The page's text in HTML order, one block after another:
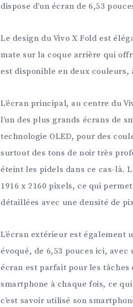
dispose d’un écran de 6,53
Le design du Vivo X Fold est
mate sur la coque arrière qui
est disponible en deux
L’écran principal, au centre du
l’un des plus grands écrans de
technologie OLED, pour des
surtout des tons de noir très
éteint les pidels dans ce cas-là.
1916 x 2160 pixels, ce qui
détaillées avec une densité de
L’écran extérieur est également
évoqué, de 6,53 pouces ici,
écran est parfait pour les tâches
smartphone à chaque fois, ce
c’est savoir utilisé son